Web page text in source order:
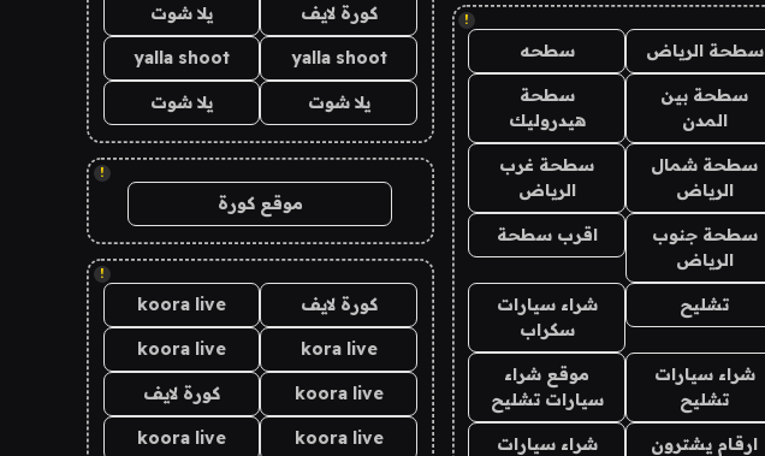
!
سطحة الرياض سطحه
سطحة بين
المدن
سطحة
هيدروليك
سطحة شمال
الرياض
سطحة غرب
الرياض
سطحة جنوب
الرياض
اقرب سطحة
تشليح
شراء سيارات
سكراب
شراء سيارات
تشليح
موقع شراء
سيارات تشليح
ارقام يشترون
شراء سيارات
كورة لايف يلا شوت
yalla shoot
yalla shoot
يلا شوت يلا شوت
!
موقع كورة
!
كورة لايف koora live
kora live
koora live
koora live كورة لايف
koora live
koora live